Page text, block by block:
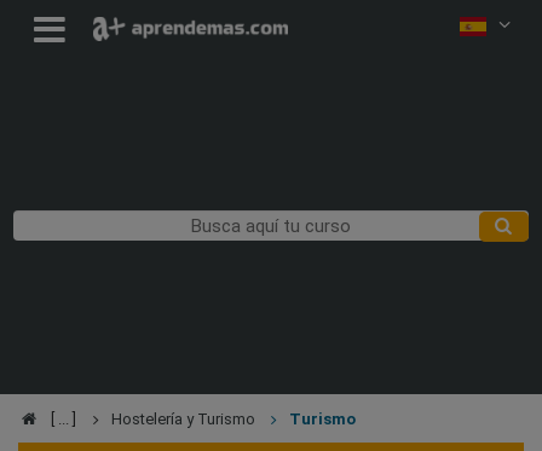
Hostelería y Turismo Turismo